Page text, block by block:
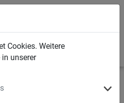
Cookies. Weitere
unserer